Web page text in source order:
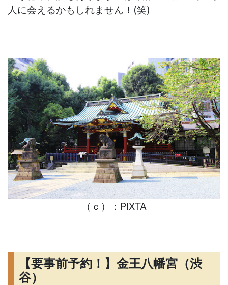
人に会えるかもしれません！(笑)
（ｃ）：PIXTA
【要事前予約！】金王八幡宮（渋
谷）